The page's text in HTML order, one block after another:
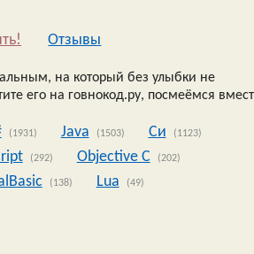
Oтзывы
на который без улыбки не
его на говнокод.ру, посмеёмся
(1931) Java (1503) Си (1123)
(292) Objective C (202)
(138) Lua (49)